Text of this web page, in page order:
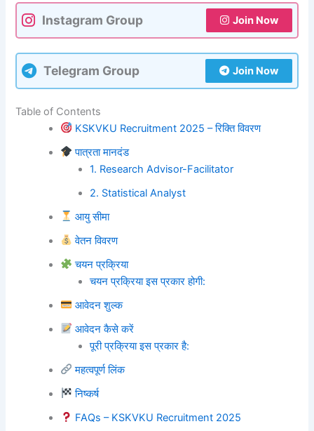
Instagram Group Join Now
Telegram Group Join Now
Table of Contents
KSKVKU Recruitment 2025 – रिक्ति विवरण
पात्रता मानदंड
1. Research Advisor-Facilitator
2. Statistical Analyst
आयु सीमा
वेतन विवरण
चयन प्रक्रिया
चयन प्रक्रिया इस प्रकार होगी:
आवेदन शुल्क
आवेदन कैसे करें
पूरी प्रक्रिया इस प्रकार है:
महत्वपूर्ण लिंक
निष्कर्ष
FAQs – KSKVKU Recruitment 2025